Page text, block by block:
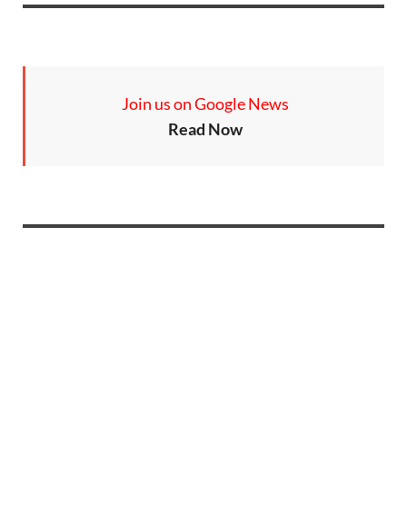
Join us on Google News
Read Now